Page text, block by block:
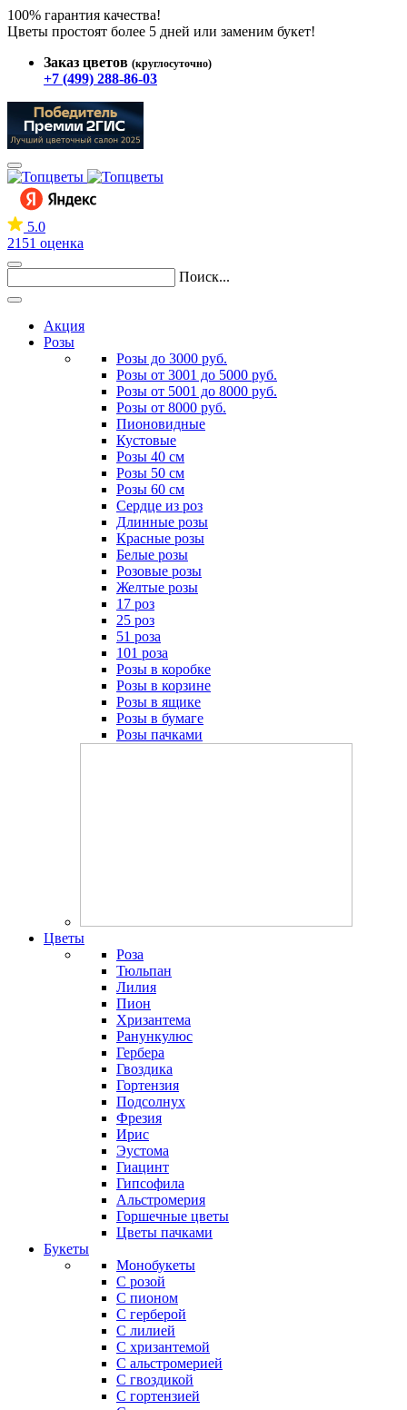
100% гарантия качества!
Цветы простоят более 5 дней или заменим букет!
Заказ цветов (круглосуточно)
+7 (499) 288-86-03
5.0
2151 оценка
Поиск...
Акция
Розы
Розы до 3000 руб.
Розы от 3001 до 5000 руб.
Розы от 5001 до 8000 руб.
Розы от 8000 руб.
Пионовидные
Кустовые
Розы 40 см
Розы 50 см
Розы 60 см
Сердце из роз
Длинные розы
Красные розы
Белые розы
Розовые розы
Желтые розы
17 роз
25 роз
51 роза
101 роза
Розы в коробке
Розы в корзине
Розы в ящике
Розы в бумаге
Розы пачками
Цветы
Роза
Тюльпан
Лилия
Пион
Хризантема
Ранункулюс
Гербера
Гвоздика
Гортензия
Подсолнух
Фрезия
Ирис
Эустома
Гиацинт
Гипсофила
Альстромерия
Горшечные цветы
Цветы пачками
Букеты
Монобукеты
С розой
С пионом
С герберой
С лилией
С хризантемой
С альстромерией
С гвоздикой
С гортензией